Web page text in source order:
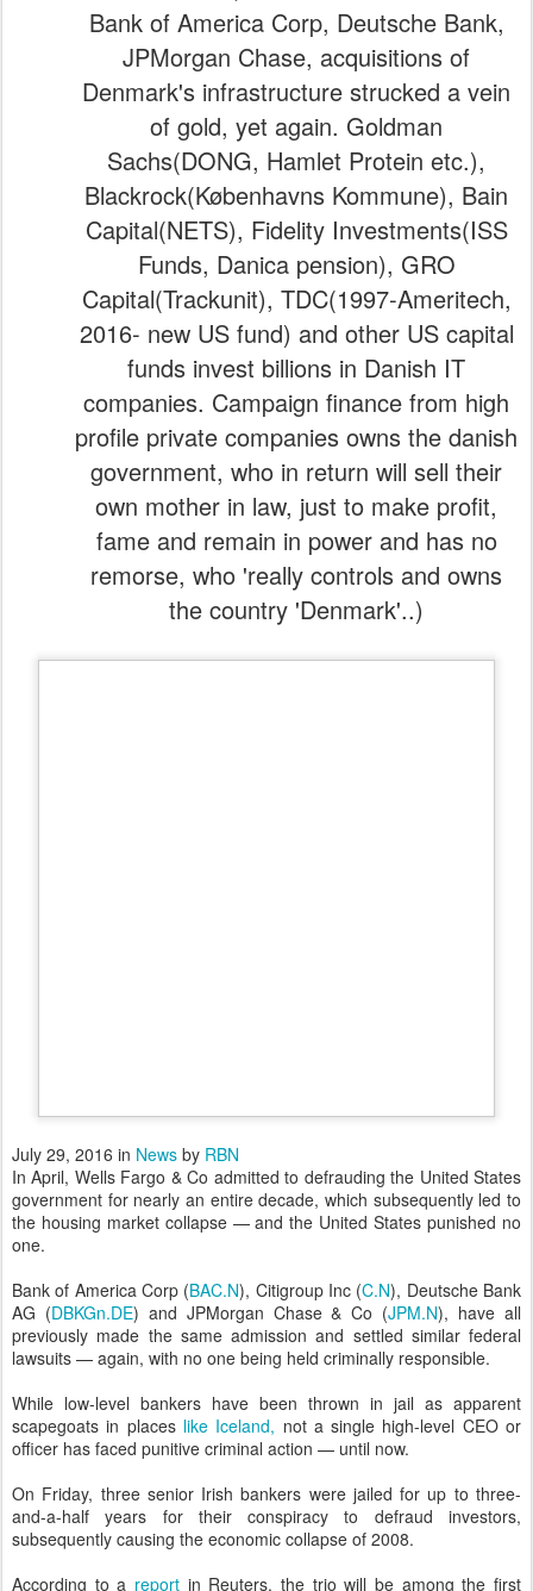
Bank of America Corp, Deutsche Bank,
JPMorgan Chase, acquisitions of
Denmark's infrastructure strucked a vein
of gold, yet again. Goldman
Sachs(DONG, Hamlet Protein etc.),
Blackrock(Københavns Kommune), Bain
Capital(NETS), Fidelity Investments(ISS
Funds, Danica pension), GRO
Capital(Trackunit), TDC(1997-Ameritech,
2016- new US fund) and other US capital
funds invest billions in Danish IT
companies. Campaign finance from high
profile private companies owns the danish
government, who in return will sell their
own mother in law, just to make profit,
fame and remain in power and has no
remorse, who 'really controls and owns
the country 'Denmark'..)
While low-level bankers have been thrown in jail as apparent
scapegoats in placeslike Iceland,not a single high-level CEO or
officer has faced punitive criminal action — until now.
and-a-half years for their conspiracy to defraud investors,
subsequently causing the economic collapse of 2008.
According to areport in Reuters, the trio will be among the first
bank during the crisis.
Watching these criminal bankers use the governments of the world
the people has been infuriating.
As Reuters reports,
The lack of convictions until now has angered Irish